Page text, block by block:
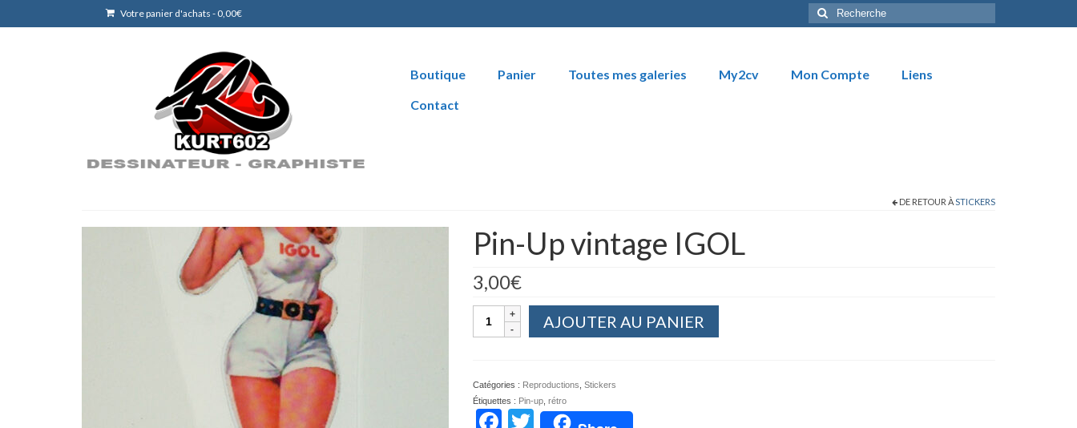
Votre panier d'achats - 0,00€
Rechercher
:
Boutique Panier Toutes mes galeries My2cv Mon Compte
Liens
Contact
DE RETOUR ÀSTICKERS
Pin-Up vintage IGOL
3,00€
quantité
IGOL
AJOUTER AU PANIER
Catégories : Reproductions Stickers
Étiquettes : Pin-up, rétro
Facebook
Twitter